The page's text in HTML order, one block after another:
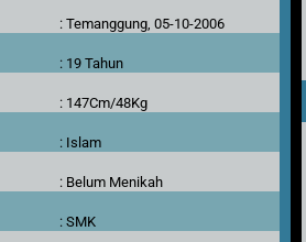
: Temanggung, 05-10-2006
: 19 Tahun
: 147Cm/48Kg
: Islam
: Belum Menikah
: SMK